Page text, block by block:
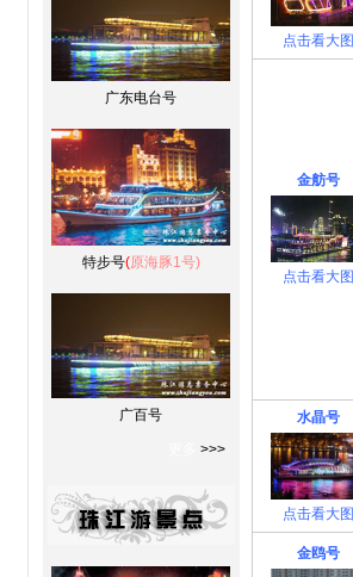
广东电台号
特步号(原海豚1号)
广百号
>>>
点击看大图
金舫号
点击看大图
水晶号
点击看大图
金鸥号